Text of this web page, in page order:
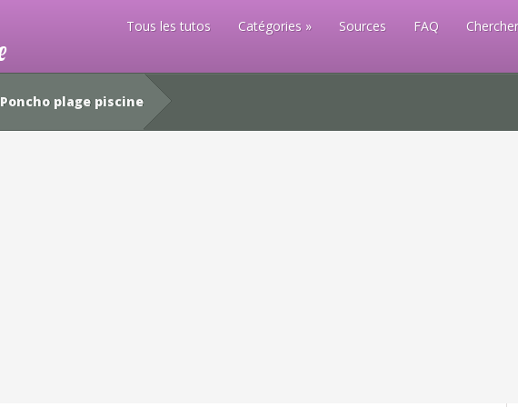
Tous les tutos Catégories Sources FAQ
Poncho plage piscine